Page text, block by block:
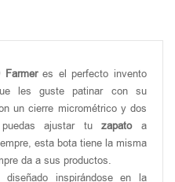
es el perfecto invento
les guste patinar con su
un cierre micrométrico y dos
ajustar tuzapatoa
esta bota tiene la misma
da a sus productos.
inspirándose en la